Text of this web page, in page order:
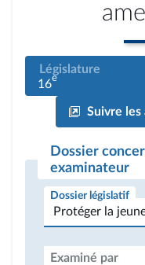
Législature
16e
Suivre les
Dossier
examinateur
Dossier législatif
Examiné par